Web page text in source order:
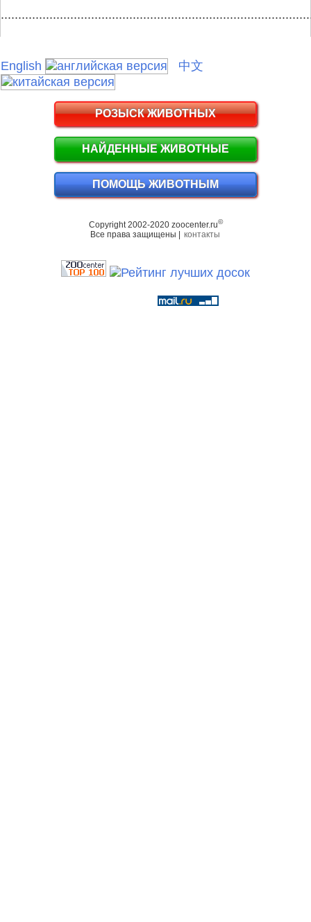
English 中文
РОЗЫСК ЖИВОТНЫХ
НАЙДЕННЫЕ ЖИВОТНЫЕ
ПОМОЩЬ ЖИВОТНЫМ
Copyright 2002-2020 zoocenter.ru©
Все права защищены | контакты